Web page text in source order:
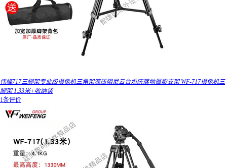
伟峰717三脚架专业级摄像机三角架液压阻尼云台婚庆落地摄影支架 WF-717摄像机三
脚架 1.33米+收纳袋
1条评价